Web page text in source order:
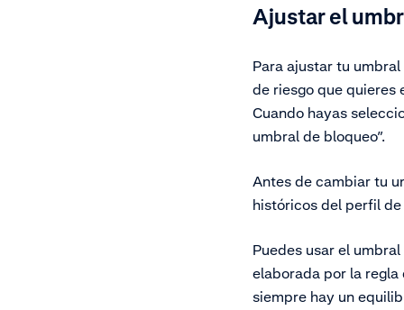
Ajustar el
Para ajustar tu
de riesgo que quieres
Cuando hayas
umbral de bloqueo”.
Antes de cambiar tu
históricos del perfil
Puedes usar el
elaborada por la
siempre hay un